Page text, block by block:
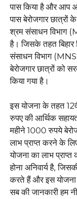
पास किया है और आप
पास बेरोजगार छात्रों के
श्रम संसाधन विभाग
है। जिसके तहत बिहार
संसाधन विभाग
बेरोजगार छात्रों को
किया गया है।
इस योजना के तहत
रुपए की आर्थिक
महीने 1000 रुपये
लाभ प्राप्त करने के
योजना का लाभ
होना अनिवार्य है,
करते हैं और इस
सब की जानकारी हम